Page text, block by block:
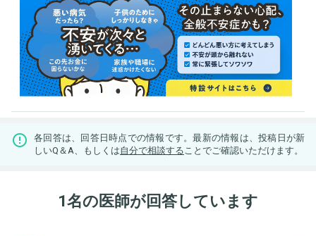
各回答は、回答日時点での情報です。最新の情報は、投稿日が新
しいQ＆A、もしくは自分で相談する ことでご確認いただけます。
1名の医師が回答しています